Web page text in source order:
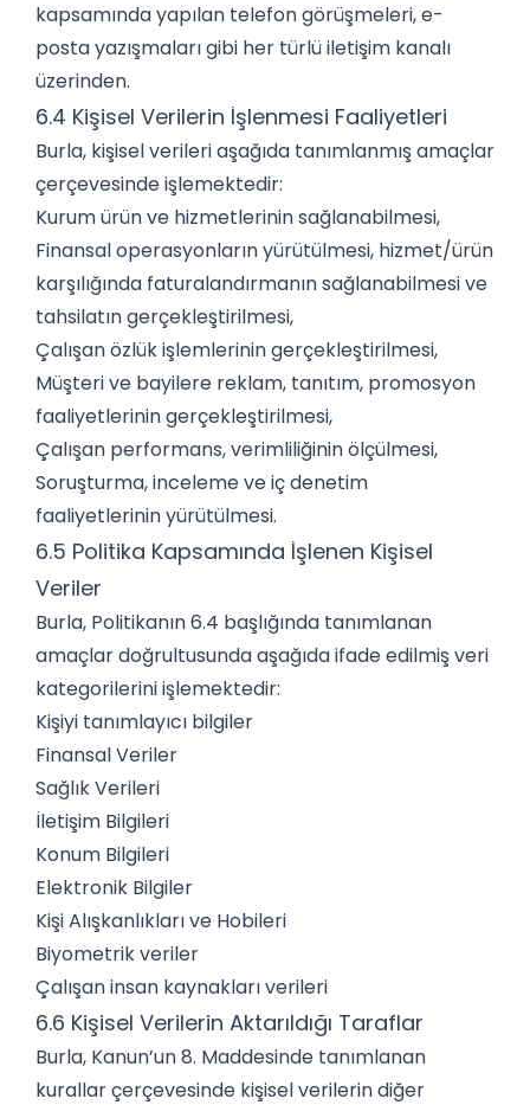
kapsamında yapılan telefon görüşmeleri, e-
posta yazışmaları gibi her türlü iletişim kanalı
üzerinden.
6.4 Kişisel Verilerin İşlenmesi Faaliyetleri
Burla, kişisel verileri aşağıda tanımlanmış amaçlar
çerçevesinde işlemektedir:
Kurum ürün ve hizmetlerinin sağlanabilmesi,
Finansal operasyonların yürütülmesi, hizmet/ürün
karşılığında faturalandırmanın sağlanabilmesi ve
tahsilatın gerçekleştirilmesi,
Çalışan özlük işlemlerinin gerçekleştirilmesi,
Müşteri ve bayilere reklam, tanıtım, promosyon
faaliyetlerinin gerçekleştirilmesi,
Çalışan performans, verimliliğinin ölçülmesi,
Soruşturma, inceleme ve iç denetim
faaliyetlerinin yürütülmesi.
6.5 Politika Kapsamında İşlenen Kişisel
Veriler
Burla, Politikanın 6.4 başlığında tanımlanan
amaçlar doğrultusunda aşağıda ifade edilmiş veri
kategorilerini işlemektedir:
Kişiyi tanımlayıcı bilgiler
Finansal Veriler
Sağlık Verileri
İletişim Bilgileri
Konum Bilgileri
Elektronik Bilgiler
Kişi Alışkanlıkları ve Hobileri
Biyometrik veriler
Çalışan insan kaynakları verileri
6.6 Kişisel Verilerin Aktarıldığı Taraflar
Burla, Kanun’un 8. Maddesinde tanımlanan
kurallar çerçevesinde kişisel verilerin diğer